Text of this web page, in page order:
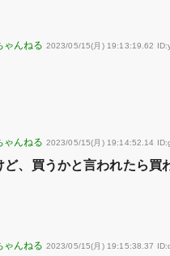
2023/05/15(月) 19:13:19.62
2023/05/15(月) 19:14:52.14
ど、買うかと言われたら買
2023/05/15(月) 19:15:38.37